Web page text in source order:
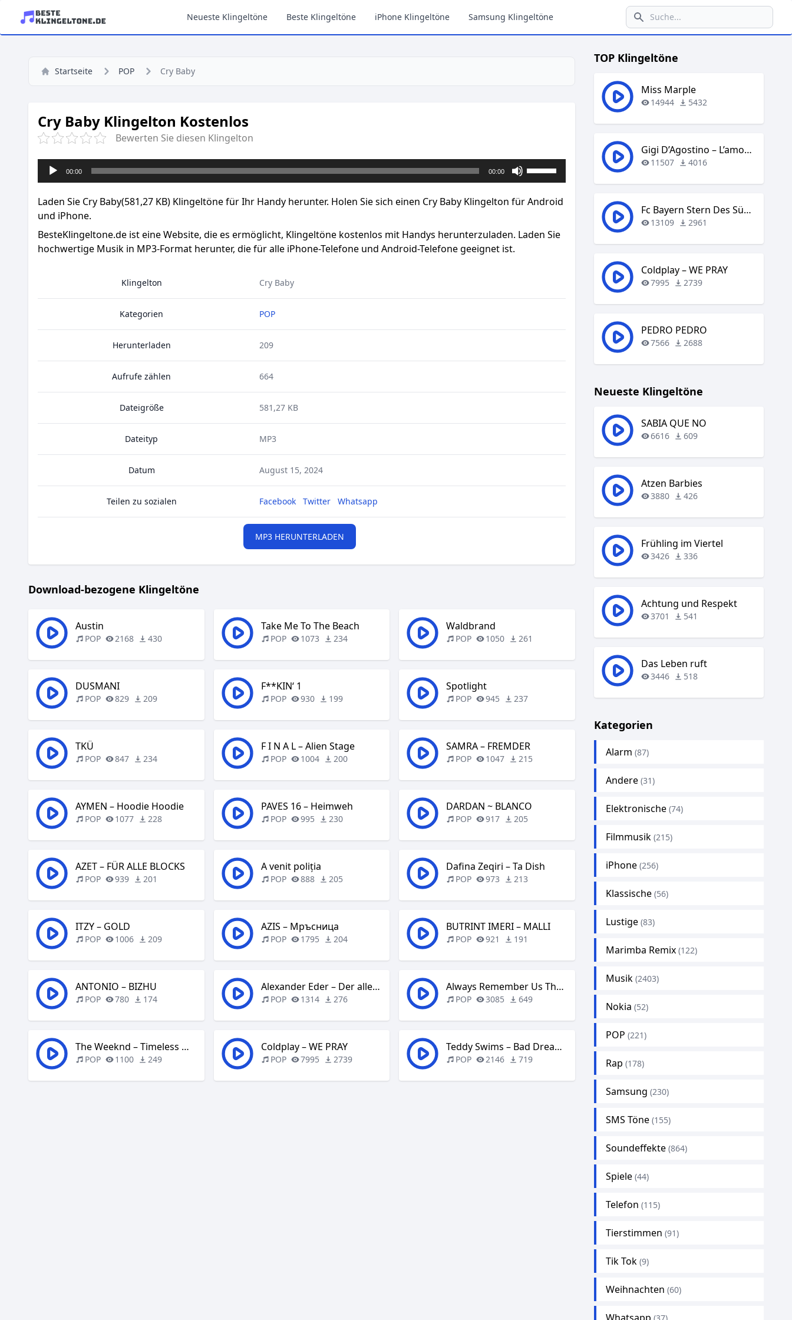
Neueste Klingeltöne Beste Klingeltöne iPhone Klingeltöne Samsung Klingeltöne
Startseite POP Cry Baby
Cry Baby Klingelton Kostenlos
Bewerten Sie diesen Klingelton
Audio-
Player
00:00 00:00
um
Lautstärke
Laden Sie Cry Baby(581,27 KB) Klingeltöne für Ihr Handy herunter. Holen Sie sich einen Cry Baby Klingelton für Android
und iPhone.
BesteKlingeltone.de ist eine Website, die es ermöglicht, Klingeltöne kostenlos mit Handys herunterzuladen. Laden Sie
hochwertige Musik in MP3-Format herunter, die für alle iPhone-Telefone und Android-Telefone geeignet ist.
Klingelton Cry Baby
Kategorien POP
Herunterladen 209
Aufrufe zählen 664
Dateigröße 581,27 KB
Dateityp MP3
Datum August 15, 2024
Teilen zu sozialen Facebook Twitter Whatsapp
MP3 HERUNTERLADEN
Download-bezogene Klingeltöne
Austin
POP 2168 430
Take Me To The Beach
POP 1073 234
Waldbrand
POP 1050 261
DUSMANI
POP 829 209
F**KIN‘ 1
POP 930 199
Spotlight
POP 945 237
TKÜ
POP 847 234
F I N A L – Alien Stage
POP 1004 200
SAMRA – FREMDER
POP 1047 215
AYMEN – Hoodie Hoodie
POP 1077 228
PAVES 16 – Heimweh
POP 995 230
DARDAN ~ BLANCO
POP 917 205
AZET – FÜR ALLE BLOCKS
POP 939 201
A venit poliția
POP 888 205
Dafina Zeqiri – Ta Dish
POP 973 213
ITZY – GOLD
POP 1006 209
AZIS – Мръсница
POP 1795 204
BUTRINT IMERI – MALLI
POP 921 191
ANTONIO – BIZHU
POP 780 174
Alexander Eder – Der allerletzte Tanz
POP 1314 276
Always Remember Us This Way
POP 3085 649
The Weeknd – Timeless with Playboi Carti
POP 1100 249
Coldplay – WE PRAY
POP 7995 2739
Teddy Swims – Bad Dreams
POP 2146 719
TOP Klingeltöne
Miss Marple
14944 5432
Gigi D’Agostino – L’amour Toujours
11507 4016
Fc Bayern Stern Des Südens
13109 2961
Coldplay – WE PRAY
7995 2739
PEDRO PEDRO
7566 2688
Neueste Klingeltöne
SABIA QUE NO
6616 609
Atzen Barbies
3880 426
Frühling im Viertel
3426 336
Achtung und Respekt
3701 541
Das Leben ruft
3446 518
Kategorien
Alarm (87)
Andere (31)
Elektronische (74)
Filmmusik (215)
iPhone (256)
Klassische (56)
Lustige (83)
Marimba Remix (122)
Musik (2403)
Nokia (52)
POP (221)
Rap (178)
Samsung (230)
SMS Töne (155)
Soundeffekte (864)
Spiele (44)
Telefon (115)
Tierstimmen (91)
Tik Tok (9)
Weihnachten (60)